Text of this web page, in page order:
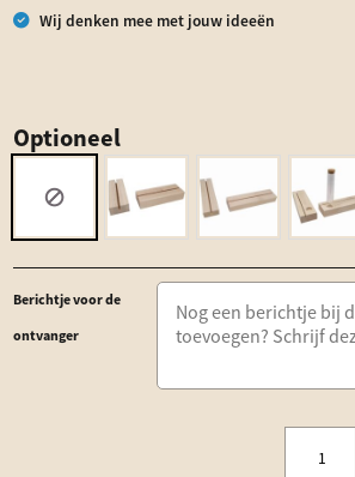
Optioneel
Berichtje voor de
ontvanger
Wij denken mee met jouw ideeën